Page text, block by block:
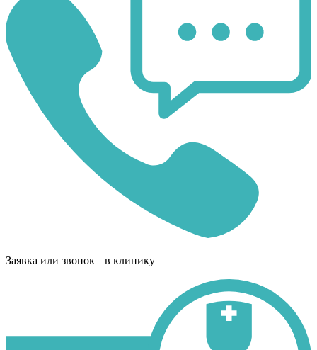
Заявка или звонок в клинику